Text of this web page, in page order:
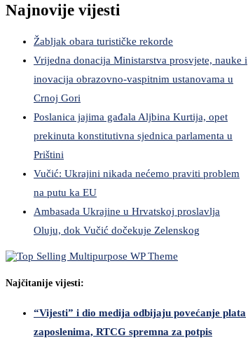
Najnovije vijesti
Žabljak obara turističke rekorde
Vrijedna donacija Ministarstva prosvjete, nauke i
inovacija obrazovno-vaspitnim ustanovama u
Crnoj Gori
Poslanica jajima gađala Aljbina Kurtija, opet
prekinuta konstitutivna sjednica parlamenta u
Prištini
Vučić: Ukrajini nikada nećemo praviti problem
na putu ka EU
Ambasada Ukrajine u Hrvatskoj proslavlja
Oluju, dok Vučić dočekuje Zelenskog
Najčitanije vijesti:
“Vijesti” i dio medija odbijaju povećanje plata
zaposlenima, RTCG spremna za potpis